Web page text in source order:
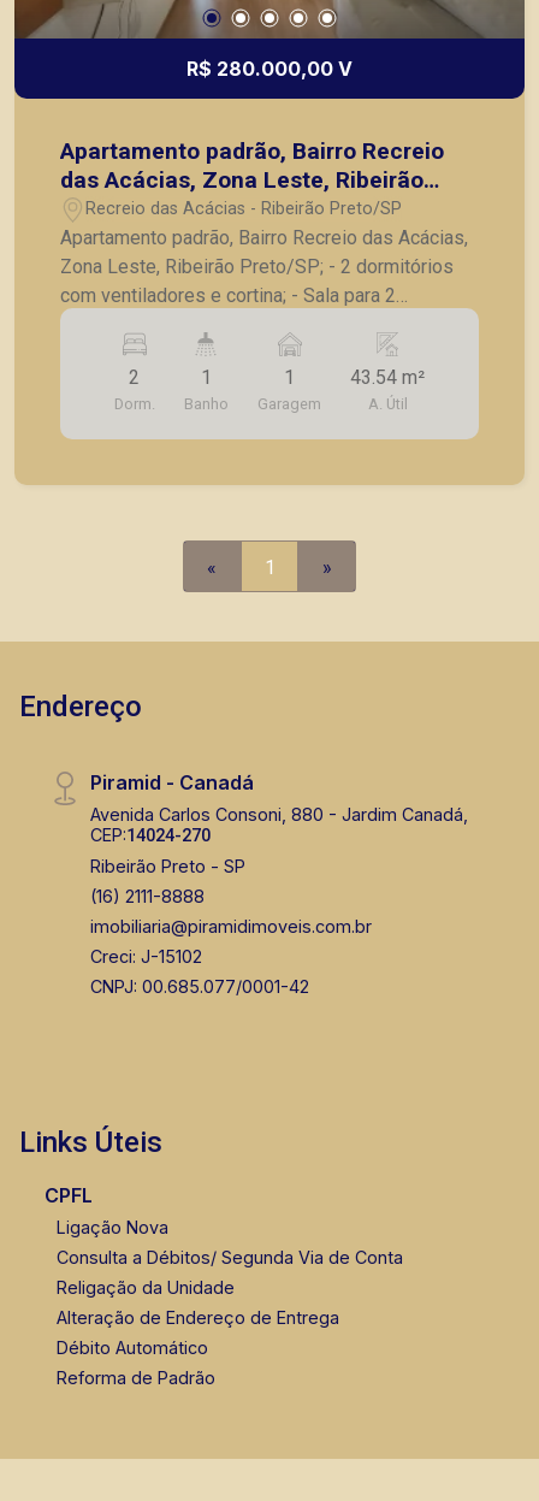
R$ 280.000,00 V
Apartamento padrão, Bairro Recreio
das Acácias, Zona Leste, Ribeirão
Preto/SP;
Recreio das Acácias - Ribeirão Preto/SP
Apartamento padrão, Bairro Recreio das Acácias,
Zona Leste, Ribeirão Preto/SP; - 2 dormitórios
com ventiladores e cortina; - Sala para 2
ambientes com ventilador, cortina; - Banheiro
social; - Cozinha; - Área de serviço; - 1 vaga de
garagem. A Piramid tem como objetivo atender
seus clientes com agilidade e segurança, em
locação, vendas de imóveis prontos, usados ou
2
Dorm.
1
Banho
1
Garagem
43.54 m²
A. Útil
« 1 »
Endereço
Piramid - Canadá
Avenida Carlos Consoni, 880 - Jardim Canadá,
CEP:14024-270
Ribeirão Preto - SP
(16) 2111-8888
imobiliaria@piramidimoveis.com.br
Creci: J-15102
CNPJ: 00.685.077/0001-42
Links Úteis
CPFL
Ligação Nova
Consulta a Débitos/ Segunda Via de Conta
Religação da Unidade
Alteração de Endereço de Entrega
Débito Automático
Reforma de Padrão